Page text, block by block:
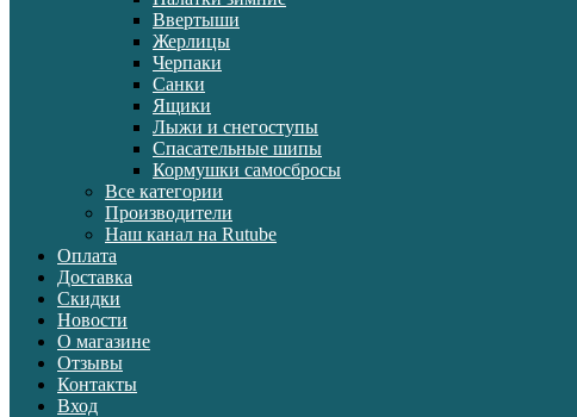
Ввертыши
Жерлицы
Черпаки
Санки
Ящики
Лыжи и снегоступы
Спасательные шипы
Кормушки самосбросы
Все категории
Производители
Наш канал на Rutube
Оплата
Доставка
Скидки
Новости
О магазине
Отзывы
Контакты
Вход